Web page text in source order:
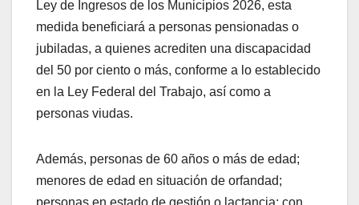
Ley de Ingresos de los Municipios 2026, esta
medida beneficiará a personas pensionadas o
jubiladas, a quienes acrediten una discapacidad
del 50 por ciento o más, conforme a lo establecido
en la Ley Federal del Trabajo, así como a
personas viudas.
Además, personas de 60 años o más de edad;
menores de edad en situación de orfandad;
personas en estado de gestión o lactancia; con